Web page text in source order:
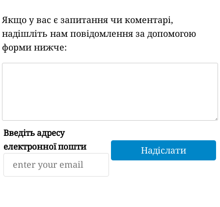
Якщо у вас є запитання чи коментарі,
надішліть нам повідомлення за допомогою
форми нижче:
Введіть адресу
електронної пошти